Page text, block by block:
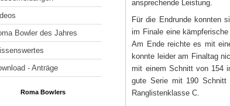
Bowler des Jahres
- Anträge
Roma Bowlers
ansprechende Leistung.
Für die Endrunde konnten
im Finale eine
Am Ende reichte es mit
konnte leider am Finaltag
mit einem Schnitt von 154
gute Serie mit 190
Ranglistenklasse C.